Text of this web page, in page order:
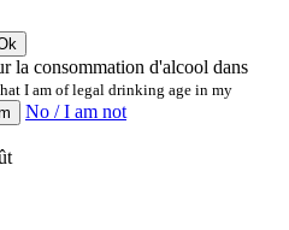
la consommation d'alcool dans
I am of legal drinking age in my
No / I am not